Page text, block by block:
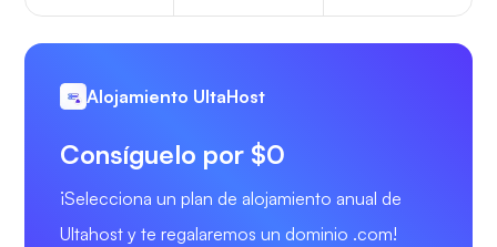
Alojamiento UltaHost
Consíguelo por $0
¡Selecciona un plan de alojamiento anual de
Ultahost y te regalaremos un dominio .com!